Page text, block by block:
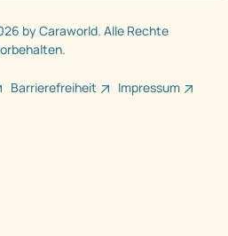
by Caraworld. Alle Rechte
Barrierefreiheit Impressum